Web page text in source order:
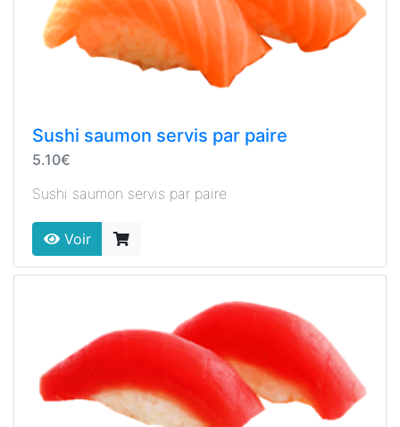
Sushi saumon servis par paire
5.10€
Sushi saumon servis par paire
Voir